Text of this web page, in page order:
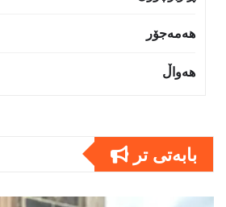
هەمەجۆر
هەواڵ
بابەتى تر